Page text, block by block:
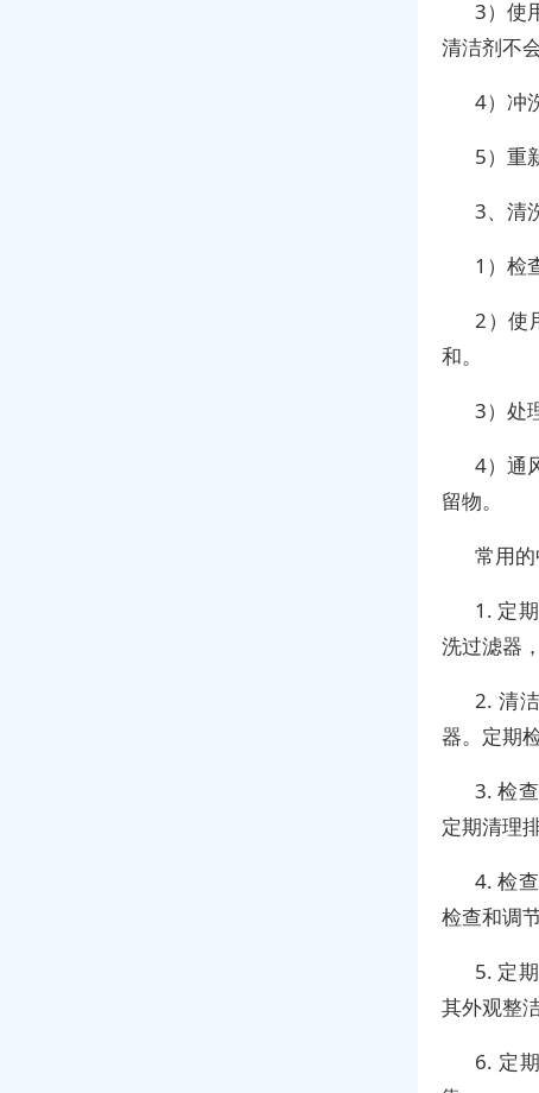
3）使
清洁剂不
4）冲
5）重
3、清
1）检
2）使
和。
3）处
4）通
留物。
常用
1. 定
洗过滤器
2. 清
器。定期
3. 检
定期清理
4. 检
检查和调
5. 定
其外观整
6. 定